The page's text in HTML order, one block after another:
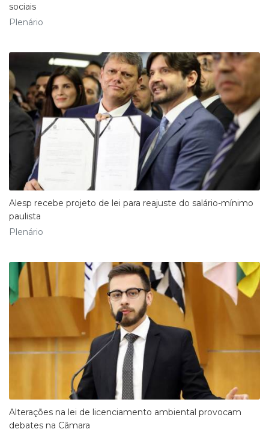
sociais
Plenário
Alesp recebe projeto de lei para reajuste do salário-mínimo
paulista
Plenário
Alterações na lei de licenciamento ambiental provocam
debates na Câmara